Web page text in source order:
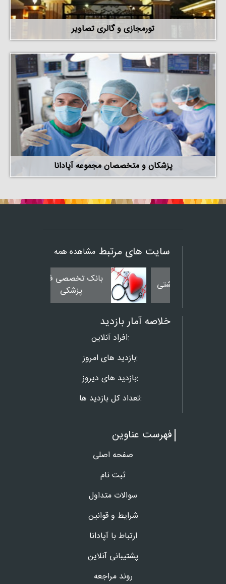
تورمجازی و گالری تصاویر
پزشکان و متخصصان مجموعه آپادانا
سایت های مرتبط مشاهده همه
بانک تخصصی فیلم
پزشکی
خلاصه آمار بازدید
افراد آنلاین:
بازدید های امروز:
بازدید های دیروز:
تعداد کل بازدید ها:
فهرست عناوین
صفحه اصلی
ثبت نام
سوالات متداول
شرایط و قوانین
ارتباط با آپادانا
پشتیبانی آنلاین
روند مراجعه